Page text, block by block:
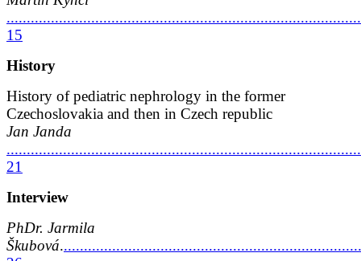
15
History
History of pediatric nephrology in the former
Czechoslovakia and then in Czech republic
Jan Janda
21
Interview
PhDr. Jarmila
Škubová.